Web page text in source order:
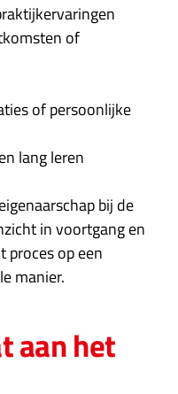
of
of persoonlijke
lang leren
bij de
in voortgang en
proces op een
manier.
aan het